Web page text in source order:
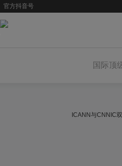
官方抖音号
国际顶
ICANN与CNNIC